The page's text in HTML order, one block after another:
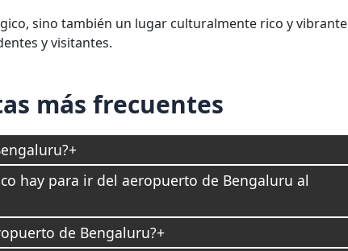
sino también un lugar culturalmente rico y vibrante
y visitantes.
más frecuentes
hay para ir del aeropuerto de Bengaluru al
de Bengaluru?